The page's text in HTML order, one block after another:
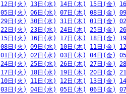
12日(火) 13日(水) 14日(木) 15日(金)
05日(火) 06日(水) 07日(木) 08日(金)
29日(火) 30日(水) 31日(木) 01日(金)
22日(火) 23日(水) 24日(木) 25日(金)
15日(火) 16日(水) 17日(木) 18日(金)
08日(火) 09日(水) 10日(木) 11日(金)
01日(火) 02日(水) 03日(木) 04日(金)
24日(火) 25日(水) 26日(木) 27日(金)
17日(火) 18日(水) 19日(木) 20日(金)
10日(火) 11日(水) 12日(木) 13日(金)
03日(火) 04日(水) 05日(木) 06日(金)